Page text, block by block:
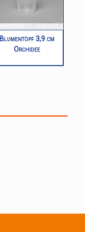
Blumentöpf 3,9 cm
Orchidee